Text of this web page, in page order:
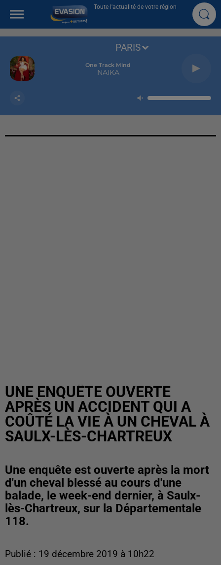
Toute l'actualité de votre région
One Track Mind
NAIKA
PARIS
UNE ENQUÊTE OUVERTE
APRÈS UN ACCIDENT QUI A
COÛTÉ LA VIE À UN CHEVAL À
SAULX-LÈS-CHARTREUX
Une enquête est ouverte après la mort
d'un cheval blessé au cours d'une
balade, le week-end dernier, à Saulx-
lès-Chartreux, sur la Départementale
118.
Publié : 19 décembre 2019 à 10h22